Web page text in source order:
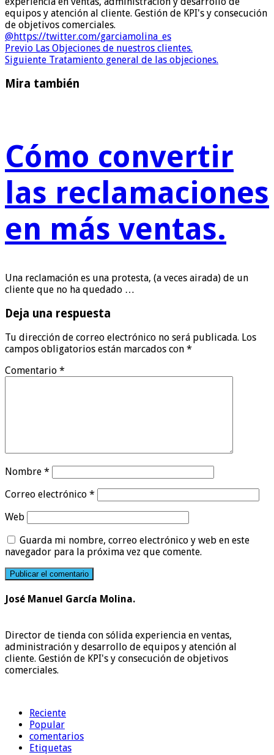
equipos y atención al cliente. Gestión de KPI's y consecución
de objetivos comerciales.
@https://twitter.com/garciamolina_es
Previo Las Objeciones de nuestros clientes.
Siguiente Tratamiento general de las objeciones.
Mira también
Cómo convertir
las reclamaciones
en más ventas.
Una reclamación es una protesta, (a veces airada) de un
cliente que no ha quedado …
Deja una respuesta
Tu dirección de correo electrónico no será publicada. Los
campos obligatorios están marcados con *
Comentario *
Nombre *
Correo electrónico *
Web
Guarda mi nombre, correo electrónico y web en este
navegador para la próxima vez que comente.
José Manuel García Molina.
Director de tienda con sólida experiencia en ventas,
administración y desarrollo de equipos y atención al
cliente. Gestión de KPI's y consecución de objetivos
comerciales.
Reciente
Popular
comentarios
Etiquetas